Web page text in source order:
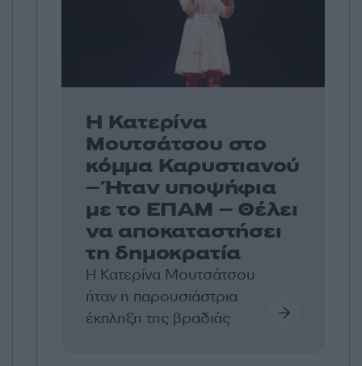
Η Κατερίνα
Μουτσάτσου στο
κόμμα Καρυστιανού
– Ήταν υποψήφια
με το ΕΠΑΜ – Θέλει
να αποκαταστήσει
τη δημοκρατία
Η Κατερίνα Μουτσάτσου
ήταν η παρουσιάστρια
έκπληξη της βραδιάς